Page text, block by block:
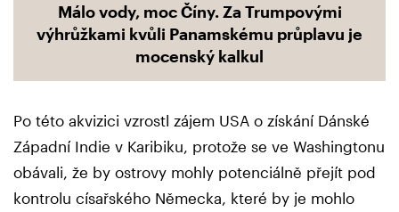
Málo vody, moc Číny. Za Trumpovými
výhrůžkami kvůli Panamskému průplavu je
mocenský kalkul
Po této akvizici vzrostl zájem USA o získání Dánské
Západní Indie v Karibiku, protože se ve Washingtonu
obávali, že by ostrovy mohly potenciálně přejít pod
kontrolu císařského Německa, které by je mohlo